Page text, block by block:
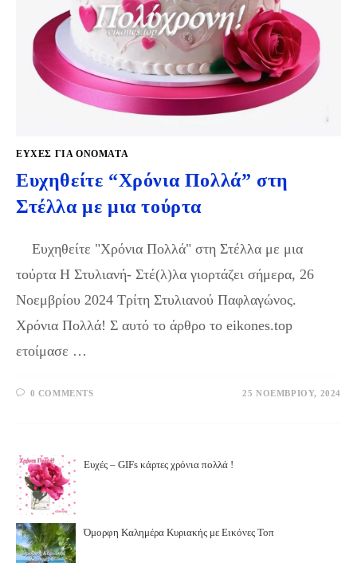
ΕΥΧΈΣ ΓΙΑ ΟΝΌΜΑΤΑ
Ευχηθείτε “Χρόνια Πολλά” στη
Στέλλα με μια τούρτα
Ευχηθείτε "Χρόνια Πολλά" στη Στέλλα με μια
τούρτα Η Στυλιανή- Στέ(λ)λα γιορτάζει σήμερα, 26
Νοεμβρίου 2024 Τρίτη Στυλιανού Παφλαγώνος.
Χρόνια Πολλά! Σ αυτό το άρθρο το eikones.top
ετοίμασε …
0 COMMENTS 25 ΝΟΕΜΒΡΊΟΥ, 2024
Ευχές – GIFs κάρτες χρόνια πολλά !
Όμορφη Καλημέρα Κυριακής με Εικόνες Τοπ